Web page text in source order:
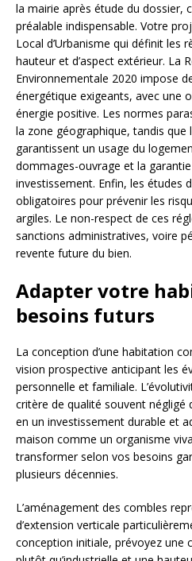
la mairie après étude du dossier,
préalable indispensable. Votre
Local d’Urbanisme qui définit les
hauteur et d’aspect extérieur. La
Environnementale 2020 impose
énergétique exigeants, avec une
énergie positive. Les normes
la zone géographique, tandis que
garantissent un usage du
dommages-ouvrage et la
investissement. Enfin, les études
obligatoires pour prévenir les
argiles. Le non-respect de ces
sanctions administratives, voire
revente future du bien.
Adapter votre
besoins futurs
La conception d’une habitation
vision prospective anticipant les
personnelle et familiale.
critère de qualité souvent
en un investissement durable et
maison comme un organisme
transformer selon vos besoins
plusieurs décennies.
L’aménagement des combles
d’extension verticale
conception initiale, prévoyez une